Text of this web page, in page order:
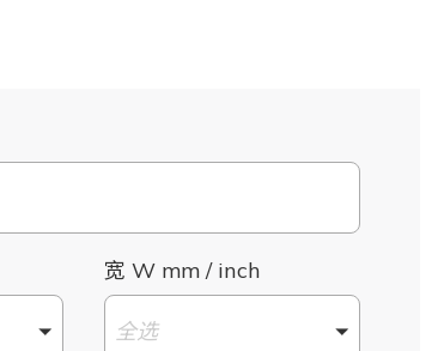
宽 W mm / inch
全选